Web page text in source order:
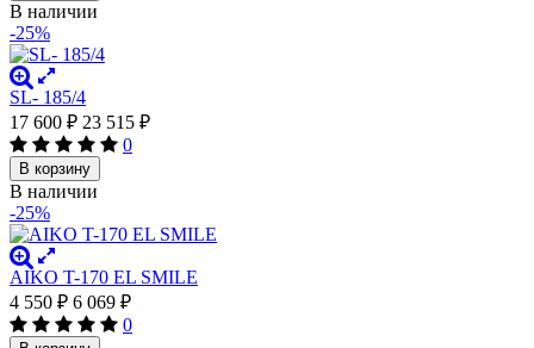
В наличии
-25%
SL- 185/4
17 600 ₽ 23 515 ₽
0
В корзину
В наличии
-25%
AIKO T-170 EL SMILE
4 550 ₽ 6 069 ₽
0